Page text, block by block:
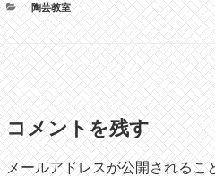
カ
テ
ゴ
リ
ー
陶芸教室
コメントを残す
メールアドレスが公開されるこ